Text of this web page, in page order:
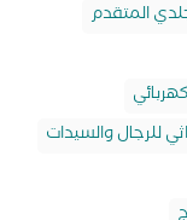
المتقدم
للرجال والسيدات